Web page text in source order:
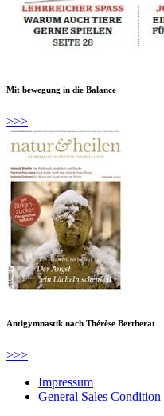
Mit bewegung in die Balance
>>>
Antigymnastik nach Thérèse Bertherat
>>>
Impressum
General Sales Condition